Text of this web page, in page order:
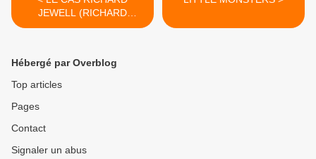
JEWELL (RICHARD
JEWELL)
Hébergé par Overblog
Top articles
Pages
Contact
Signaler un abus